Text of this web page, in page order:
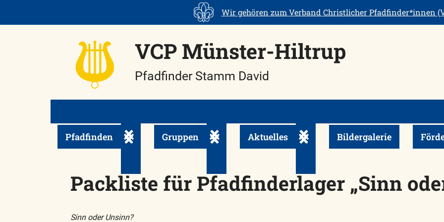
Wir gehören zum Verband Christlicher Pfadfinder*innen
VCP Münster-Hiltrup
Pfadfinder Stamm David
Pfadfinden Untermenü ein-/ausklappen
Gruppen Untermenü ein-/ausklappen
Aktuelles Untermenü ein-/ausklappen
Bildergalerie
Packliste für Pfadfinderlager „Sinn
Sinn oder Unsinn?